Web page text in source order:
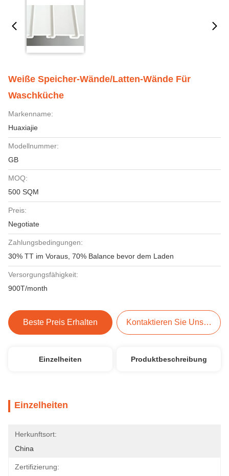
Weiße Speicher-Wände/Latten-Wände Für
Waschküche
Markenname:
Huaxiajie
Modellnummer:
GB
MOQ:
500 SQM
Preis:
Negotiate
Zahlungsbedingungen:
30% TT im Voraus, 70% Balance bevor dem Laden
Versorgungsfähigkeit:
900T/month
Beste Preis Erhalten Kontaktieren Sie Uns Jetzt
Einzelheiten Produktbeschreibung
Einzelheiten
Herkunftsort:
China
Zertifizierung: